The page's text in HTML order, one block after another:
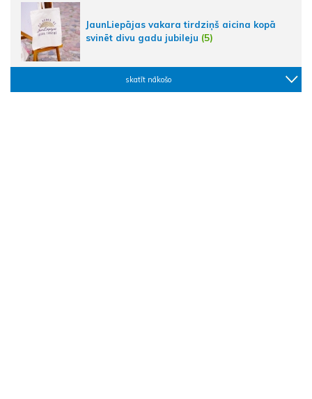
JaunLiepājas vakara tirdziņš aicina kopā
svinēt divu gadu jubileju (5)
skatīt nākošo